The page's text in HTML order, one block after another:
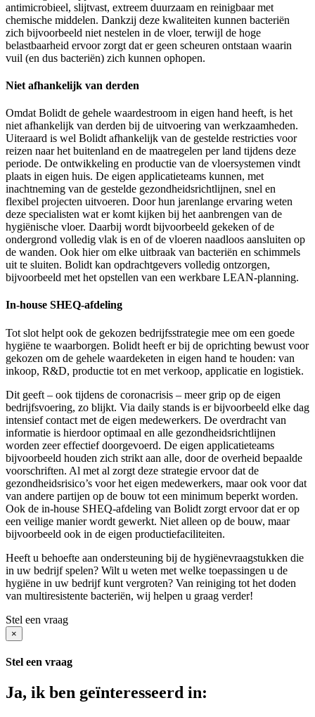
antimicrobieel, slijtvast, extreem duurzaam en reinigbaar met
chemische middelen. Dankzij deze kwaliteiten kunnen bacteriën
zich bijvoorbeeld niet nestelen in de vloer, terwijl de hoge
belastbaarheid ervoor zorgt dat er geen scheuren ontstaan waarin
vuil (en dus bacteriën) zich kunnen ophopen.
Niet afhankelijk van derden
Omdat Bolidt de gehele waardestroom in eigen hand heeft, is het
niet afhankelijk van derden bij de uitvoering van werkzaamheden.
Uiteraard is wel Bolidt afhankelijk van de gestelde restricties voor
reizen naar het buitenland en de maatregelen per land tijdens deze
periode. De ontwikkeling en productie van de vloersystemen vindt
plaats in eigen huis. De eigen applicatieteams kunnen, met
inachtneming van de gestelde gezondheidsrichtlijnen, snel en
flexibel projecten uitvoeren. Door hun jarenlange ervaring weten
deze specialisten wat er komt kijken bij het aanbrengen van de
hygiënische vloer. Daarbij wordt bijvoorbeeld gekeken of de
ondergrond volledig vlak is en of de vloeren naadloos aansluiten op
de wanden. Ook hier om elke uitbraak van bacteriën en schimmels
uit te sluiten. Bolidt kan opdrachtgevers volledig ontzorgen,
bijvoorbeeld met het opstellen van een werkbare LEAN-planning.
In-house SHEQ-afdeling
Tot slot helpt ook de gekozen bedrijfsstrategie mee om een goede
hygiëne te waarborgen. Bolidt heeft er bij de oprichting bewust voor
gekozen om de gehele waardeketen in eigen hand te houden: van
inkoop, R&D, productie tot en met verkoop, applicatie en logistiek.
Dit geeft – ook tijdens de coronacrisis – meer grip op de eigen
bedrijfsvoering, zo blijkt. Via daily stands is er bijvoorbeeld elke dag
intensief contact met de eigen medewerkers. De overdracht van
informatie is hierdoor optimaal en alle gezondheidsrichtlijnen
worden zeer effectief doorgevoerd. De eigen applicatieteams
bijvoorbeeld houden zich strikt aan alle, door de overheid bepaalde
voorschriften. Al met al zorgt deze strategie ervoor dat de
gezondheidsrisico’s voor het eigen medewerkers, maar ook voor dat
van andere partijen op de bouw tot een minimum beperkt worden.
Ook de in-house SHEQ-afdeling van Bolidt zorgt ervoor dat er op
een veilige manier wordt gewerkt. Niet alleen op de bouw, maar
bijvoorbeeld ook in de eigen productiefaciliteiten.
Heeft u behoefte aan ondersteuning bij de hygiënevraagstukken die
in uw bedrijf spelen? Wilt u weten met welke toepassingen u de
hygiëne in uw bedrijf kunt vergroten? Van reiniging tot het doden
van multiresistente bacteriën, wij helpen u graag verder!
Stel een vraag
×
Stel een vraag
Ja, ik ben geïnteresseerd in: